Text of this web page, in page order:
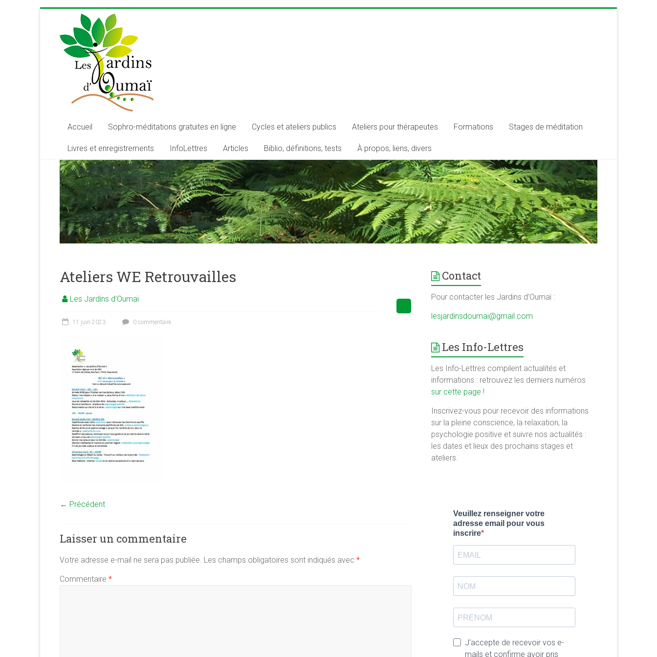
content
Les
Jardins
d'Oumaï
d'épanouissement
de
conscience
et
de
développement
la
merveilleuse
association
<b/>sophrologie,
psychologie
ressources
Accueil Sophro-méditations gratuites en ligne Cycles et ateliers publics Ateliers pour thérapeutes Formations Stages de méditation
Livres et enregistrements InfoLettres Articles Biblio, définitions, tests À propos, liens, divers
Ateliers WE Retrouvailles
Les Jardins d'Oumaï
11 juin 2023 0 commentaire
← Précédent
Laisser un commentaire
Votre adresse e-mail ne sera pas publiée. Les champs obligatoires sont indiqués avec *
Commentaire *
Contact
Pour contacter les Jardins d’Oumaï :
lesjardinsdoumai@gmail.com
Les Info-Lettres
Les Info-Lettres compilent actualités et
informations : retrouvez les derniers numéros
sur cette page !
Inscrivez-vous pour recevoir des informations
sur la pleine conscience, la relaxation, la
psychologie positive et suivre nos actualités :
les dates et lieux des prochains stages et
ateliers.
Veuillez renseigner votre
adresse email pour vous
inscrire
J'accepte de recevoir vos e-
mails et confirme avoir pris